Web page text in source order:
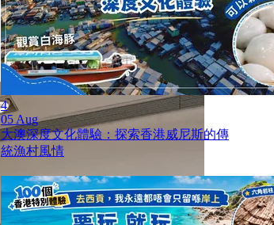
4
05 Aug
大澳深度文化體驗：探索香港威尼斯的傳
統漁村風情